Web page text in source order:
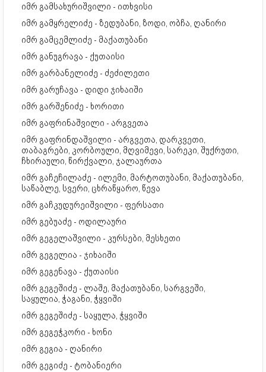
იმრ გამსახურიშვილი - ითხვისი
იმრ გამყრელიძე - ზედუბანი, ზოდი, ობჩა, ღანირი
იმრ გამცემლიძე - მაქათუბანი
იმრ განუგრავა - ქუთაისი
იმრ გარბანელიძე - ძეძილეთი
იმრ გარუჩავა - დიდი ჯიხაიში
იმრ გარშენიძე - ხორითი
იმრ გაფრინაშვილი - არგვეთა
იმრ გაფრინდაშვილი - არგვეთა, დარკვეთი,
თაბაგრები, კორბოული, მღვიმევი, სარეკი, შუქრუთი,
ჩხირაული, წირქვალი, ჯალაურთა
იმრ გაჩეჩილაძე - ილემი, მარტოთუბანი, მაქათუბანი,
საწაბლე, სვერი, ცხრაწყარო, წევა
იმრ გაჩკუდურეიშვილი - ფერსათი
იმრ გებუაძე - ოდილაური
იმრ გეგელაშვილი - კურსები, მესხეთი
იმრ გეგელია - ჯიხაიში
იმრ გეგენავა - ქუთაისი
იმრ გეგეშიძე - ლაშე, მაქათუბანი, სარგვეში,
საყულია, ჭაგანი, ჭყვიში
იმრ გეგეშიძე - საყულა, ჭყვიში
იმრ გეგეჭკორი - ხონი
იმრ გეგია - ღანირი
იმრ გეგიძე - ტობანიერი